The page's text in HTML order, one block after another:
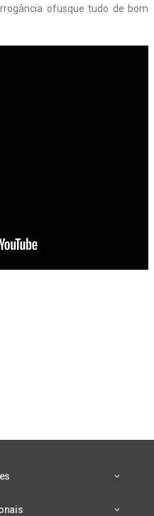
ofusque tudo de bom